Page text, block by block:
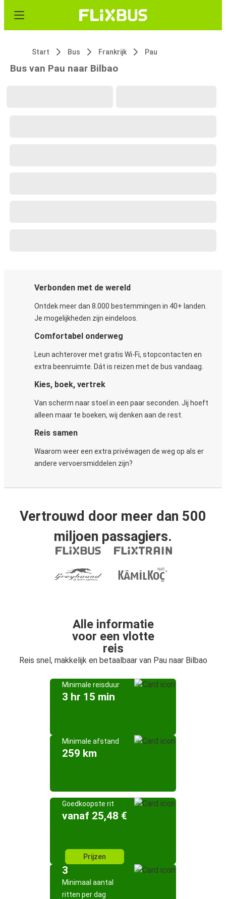
Start Bus Frankrijk Pau
Bus van Pau naar Bilbao
Verbonden met de wereld
Ontdek meer dan 8.000 bestemmingen in 40+ landen.
Je mogelijkheden zijn eindeloos.
Comfortabel onderweg
Leun achterover met gratis Wi-Fi, stopcontacten en
extra beenruimte. Dát is reizen met de bus vandaag.
Kies, boek, vertrek
Van scherm naar stoel in een paar seconden. Jij hoeft
alleen maar te boeken, wij denken aan de rest.
Reis samen
Waarom weer een extra privéwagen de weg op als er
andere vervoersmiddelen zijn?
Vertrouwd door meer dan 500
miljoen passagiers.
Alle informatie
voor een vlotte
reis
Reis snel, makkelijk en betaalbaar van Pau naar Bilbao
Minimale reisduur
3 hr 15 min
Minimale afstand
259 km
Goedkoopste rit
vanaf 25,48 €
Prijzen
3
Minimaal aantal
ritten per dag